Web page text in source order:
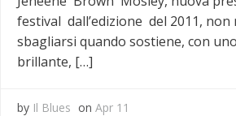
festival dall’edizione del 2011, non
sbagliarsi quando sostiene, con
brillante, […]
by Il Blues on Apr 11